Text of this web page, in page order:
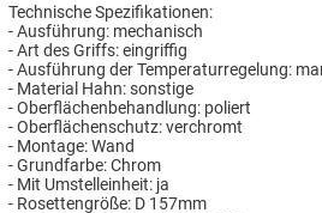
Technische Spezifikationen:
- Ausführung: mechanisch
- Art des Griffs: eingriffig
- Ausführung der Temperaturregelung:
- Material Hahn: sonstige
- Oberflächenbehandlung: poliert
- Oberflächenschutz: verchromt
- Montage: Wand
- Grundfarbe: Chrom
- Mit Umstelleinheit: ja
- Rosettengröße: D 157mm